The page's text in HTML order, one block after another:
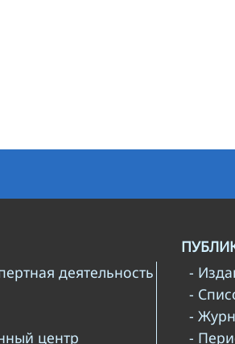
деятельность
центр
-
-
-
-